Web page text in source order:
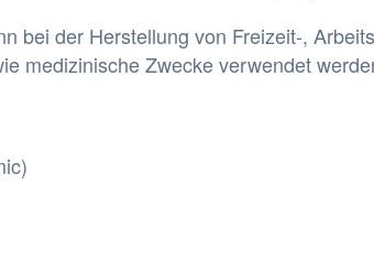
bei der Herstellung von Freizeit-,
medizinische Zwecke verwendet